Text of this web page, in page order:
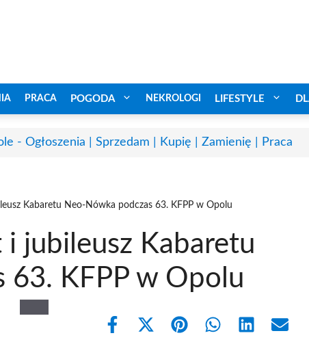
PRACA POGODA NEKROLOGI LIFESTYLE
- Ogłoszenia | Sprzedam | Kupię | Zamienię | Praca
Kabaretu Neo-Nówka podczas 63. KFPP w Opolu
jubileusz Kabaretu
63. KFPP w Opolu
Share
Share Share Share Share Share